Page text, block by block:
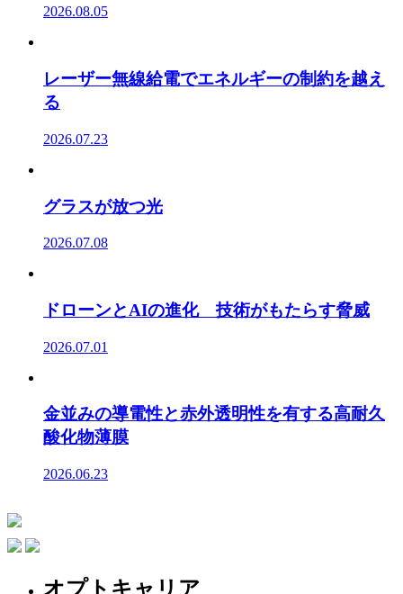
2026.08.05
レーザー無線給電でエネルギーの制約を越え
る
2026.07.23
グラスが放つ光
2026.07.08
ドローンとAIの進化 技術がもたらす脅威
2026.07.01
金並みの導電性と赤外透明性を有する高耐久
酸化物薄膜
2026.06.23
オプトキャリア